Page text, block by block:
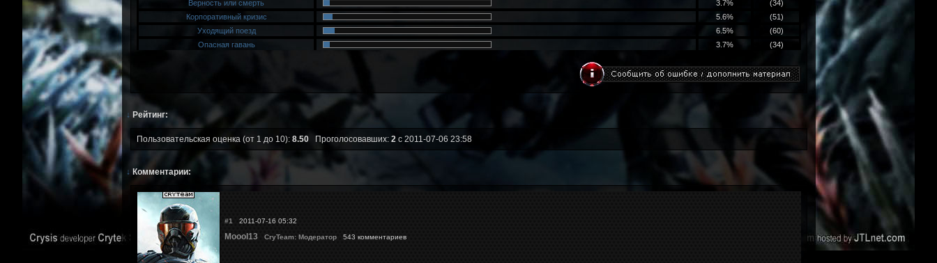
↓ Рейтинг:
Пользовательская оценка (от 1 до 10): 8.50Проголосовавших: 2 с 2011-07-06 23:58
↓ Комментарии:
#1 2011-07-16 05:32
Moool13 CryTeam: Модератор543 комментариев